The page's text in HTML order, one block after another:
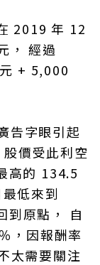
2019 年 12
， 經過
+ 5,000
告字眼引起
價受此利空
高的 134.5
低來到
到原點， 自
，因報酬率
太需要關注